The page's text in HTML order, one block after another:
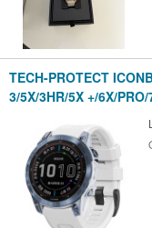
TECH-PROTECT
3/5X/3HR/5X +/6X/PRO/